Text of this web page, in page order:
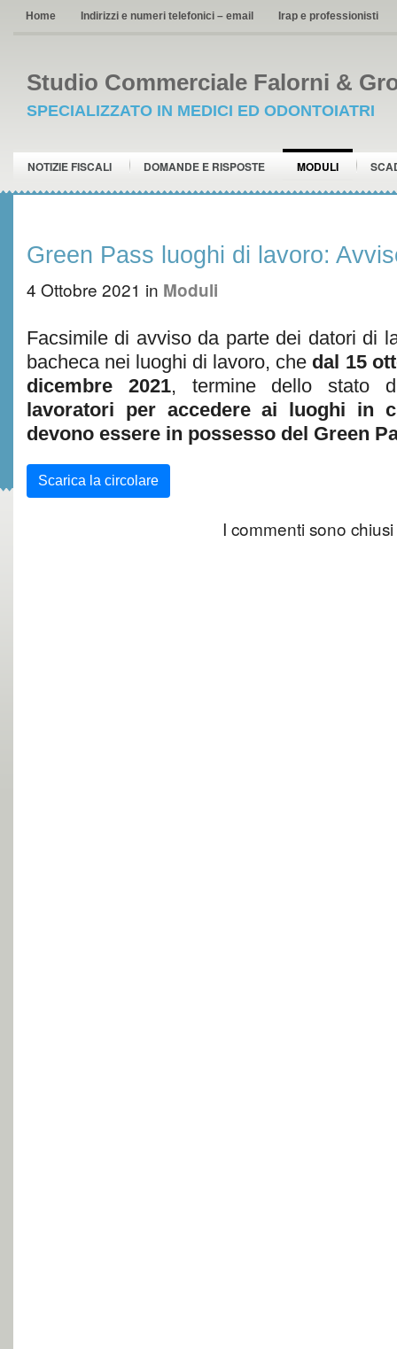
Home Indirizzi e numeri telefonici – email Irap e professionisti
Studio Commerciale Falorni &
SPECIALIZZATO IN MEDICI ED ODONTOIATRI
NOTIZIE FISCALI DOMANDE E RISPOSTE MODULI
Green Pass luoghi di lavoro:
4 Ottobre 2021 in Moduli
Facsimile di avviso da parte dei datori di
bacheca nei luoghi di lavoro, che dal 15
dicembre 2021, termine dello stato
lavoratori per accedere ai luoghi in
devono essere in possesso del Green
Scarica la circolare
I commenti sono chiusi